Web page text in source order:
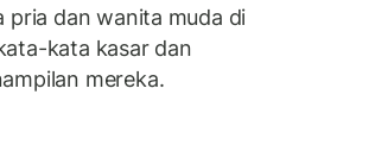
pria dan wanita muda di
kata kasar dan
mereka.